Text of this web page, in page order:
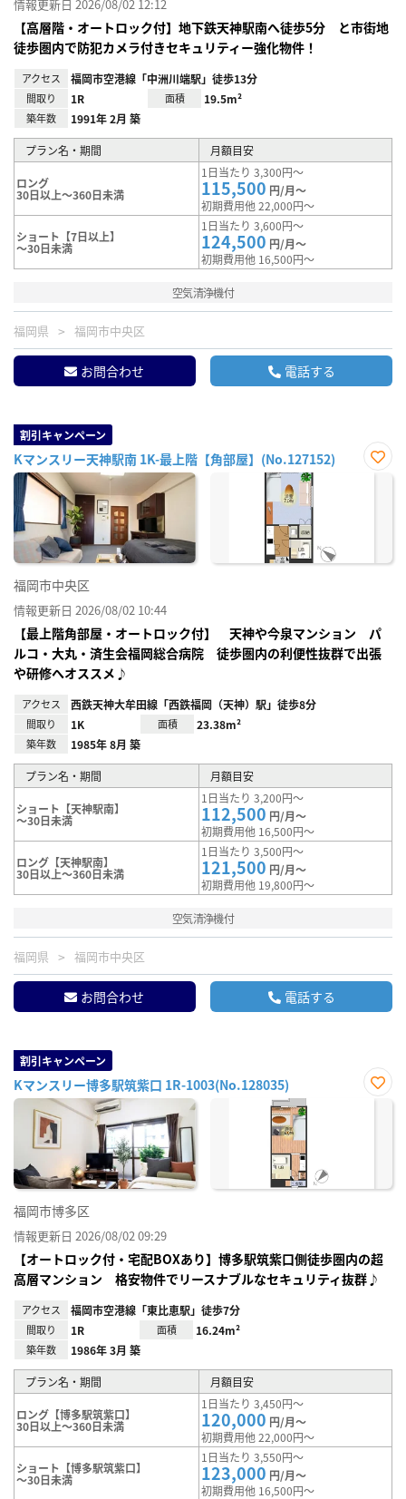
情報更新日 2026/08/02 12:12
【高層階・オートロック付】地下鉄天神駅南へ徒歩5分 と市街地
徒歩圏内で防犯カメラ付きセキュリティー強化物件！
アクセス 福岡市空港線「中洲川端駅」徒歩13分
間取り 1R 面積 19.5m²
築年数 1991年 2月 築
プラン名・期間 月額目安
ロング
30日以上～360日未満
1日当たり 3,300円～
115,500 円/月～
初期費用他 22,000円～
ショート【7日以上】
～30日未満
1日当たり 3,600円～
124,500 円/月～
初期費用他 16,500円～
空気清浄機付
福岡県 福岡市中央区
お問合わせ 電話する
割引キャンペーン
Kマンスリー天神駅南 1K-最上階【角部屋】(No.127152)
お気
福岡市中央区
情報更新日 2026/08/02 10:44
【最上階角部屋・オートロック付】 天神や今泉マンション パ
ルコ・大丸・済生会福岡総合病院 徒歩圏内の利便性抜群で出張
や研修へオススメ♪
アクセス 西鉄天神大牟田線「西鉄福岡（天神）駅」徒歩8分
間取り 1K 面積 23.38m²
築年数 1985年 8月 築
プラン名・期間 月額目安
ショート【天神駅南】
～30日未満
1日当たり 3,200円～
112,500 円/月～
初期費用他 16,500円～
ロング【天神駅南】
30日以上～360日未満
1日当たり 3,500円～
121,500 円/月～
初期費用他 19,800円～
空気清浄機付
福岡県 福岡市中央区
お問合わせ 電話する
割引キャンペーン
Kマンスリー博多駅筑紫口 1R-1003(No.128035)
お気
福岡市博多区
情報更新日 2026/08/02 09:29
【オートロック付・宅配BOXあり】博多駅筑紫口側徒歩圏内の超
高層マンション 格安物件でリースナブルなセキュリティ抜群♪
アクセス 福岡市空港線「東比恵駅」徒歩7分
間取り 1R 面積 16.24m²
築年数 1986年 3月 築
プラン名・期間 月額目安
ロング【博多駅筑紫口】
30日以上～360日未満
1日当たり 3,450円～
120,000 円/月～
初期費用他 22,000円～
ショート【博多駅筑紫口】
～30日未満
1日当たり 3,550円～
123,000 円/月～
初期費用他 16,500円～